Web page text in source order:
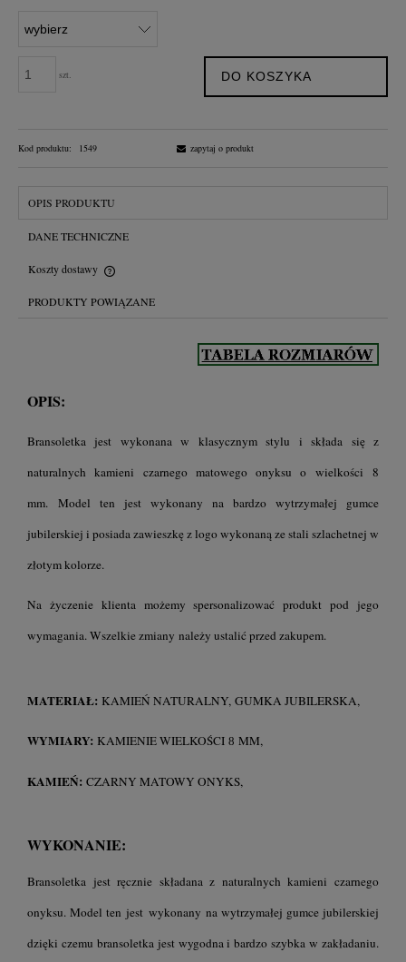
szt. DO KOSZYKA
Kod produktu: 1549 zapytaj o produkt
OPIS PRODUKTU
DANE TECHNICZNE
Koszty dostawy
Cena nie zawiera ewentualnych kosztów płatności
PRODUKTY POWIĄZANE
OPIS:
Bransoletka jest wykonana w klasycznym stylu i składa się z
naturalnych kamieni czarnego matowego onyksu o wielkości 8
mm. Model ten jest wykonany na bardzo wytrzymałej gumce
jubilerskiej i posiada zawieszkę z logo wykonaną ze stali szlachetnej w
złotym kolorze.
Na życzenie klienta możemy spersonalizować produkt pod jego
wymagania. Wszelkie zmiany należy ustalić przed zakupem.
MATERIAŁ: KAMIEŃ NATURALNY, GUMKA JUBILERSKA,
WYMIARY: KAMIENIE WIELKOŚCI 8 MM,
KAMIEŃ: CZARNY MATOWY ONYKS,
WYKONANIE:
Bransoletka jest ręcznie składana z naturalnych kamieni czarnego
onyksu. Model ten jest wykonany na wytrzymałej gumce jubilerskiej
dzięki czemu bransoletka jest wygodna i bardzo szybka w zakładaniu.